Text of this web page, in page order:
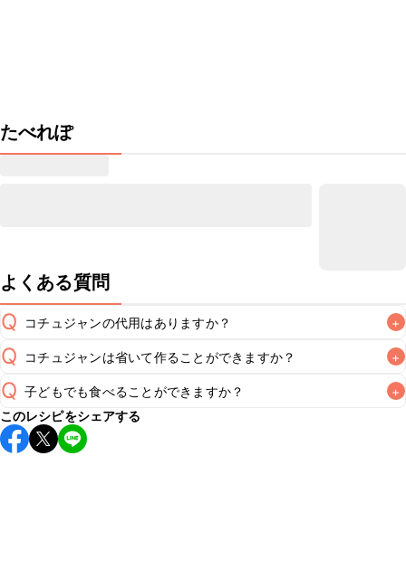
たべれぽ
よくある質問
Q コチュジャンの代用はありますか？ +
A
Q コチュジャンは省いて作ることができますか？ +
A
使用量が少ない場合は省いてもお作りいただけますが、メイ
ンの味付けとして使用している場合は省くと味がぼやける可
能性があるため、
Q 子どもでも食べることができますか？ +
コチュジャンは甘辛い風味が特徴の食材なため、お子様や辛
い味付けが苦手な方は風味や刺激を強く感じる可能性がござ
このレシピをシェアする